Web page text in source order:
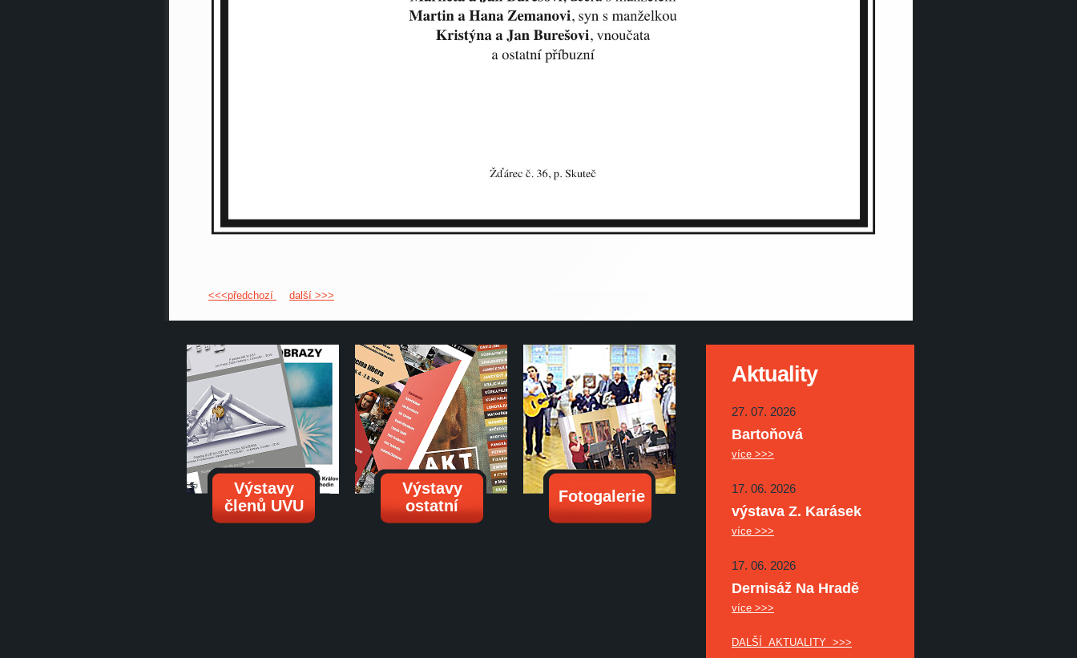
<<<předchozí další >>>
Výstavy
členů UVU
Výstavy
ostatní
Fotogalerie
Aktuality
27. 07. 2026
Bartoňová
více >>>
17. 06. 2026
výstava Z. Karásek
více >>>
17. 06. 2026
Dernisáž Na Hradě
více >>>
DALŠÍ AKTUALITY >>>